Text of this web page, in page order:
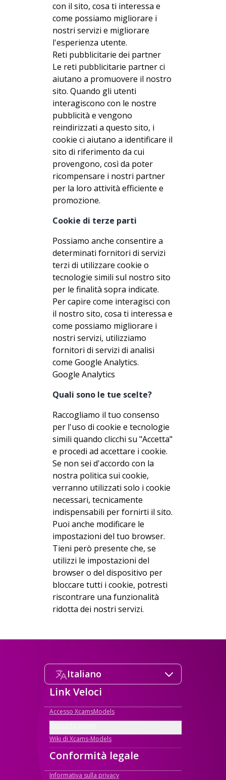
con il sito, cosa ti interessa e
come possiamo migliorare i
nostri servizi e migliorare
l'esperienza utente.
Reti pubblicitarie dei partner
Le reti pubblicitarie partner ci
aiutano a promuovere il nostro
sito. Quando gli utenti
interagiscono con le nostre
pubblicità e vengono
reindirizzati a questo sito, i
cookie ci aiutano a identificare il
sito di riferimento da cui
provengono, così da poter
ricompensare i nostri partner
per la loro attività efficiente e
promozione.
Cookie di terze parti
Possiamo anche consentire a
determinati fornitori di servizi
terzi di utilizzare cookie o
tecnologie simili sul nostro sito
per le finalità sopra indicate.
Per capire come interagisci con
il nostro sito, cosa ti interessa e
come possiamo migliorare i
nostri servizi, utilizziamo
fornitori di servizi di analisi
come Google Analytics.
Google Analytics
Quali sono le tue scelte?
Raccogliamo il tuo consenso
per l'uso di cookie e tecnologie
simili quando clicchi su "Accetta"
e procedi ad accettare i cookie.
Se non sei d'accordo con la
nostra politica sui cookie,
verranno utilizzati solo i cookie
necessari, tecnicamente
indispensabili per fornirti il sito.
Puoi anche modificare le
impostazioni del tuo browser.
Tieni però presente che, se
utilizzi le impostazioni del
browser o del dispositivo per
bloccare tutti i cookie, potresti
riscontrare una funzionalità
ridotta dei nostri servizi.
Italiano
Link Veloci
Accesso XcamsModels
Wiki di Xcams-Models
Conformità legale
Informativa sulla privacy